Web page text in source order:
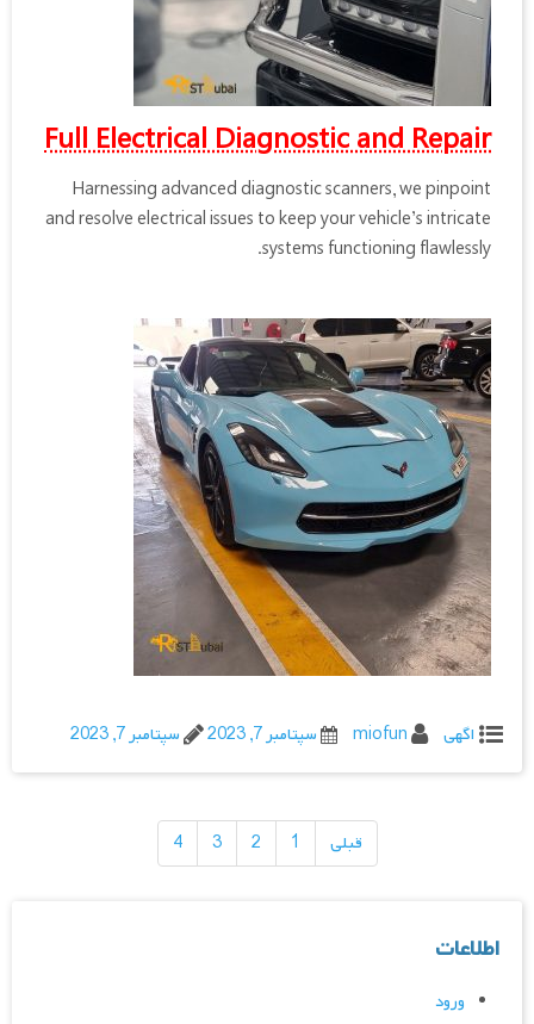
Full Electrical Diagnostic and Repair
Harnessing advanced diagnostic scanners, we pinpoint
and resolve electrical issues to keep your vehicle’s intricate
systems functioning flawlessly.
اگهی miofun سپتامبر 7, 2023 سپتامبر 7, 2023
قبلی 1
2
3
4
اطلاعات
ورود